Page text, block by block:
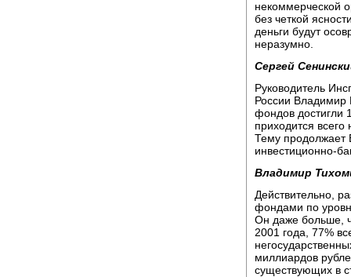
некоммерческой
без четкой
деньги будут
неразумно.
Сергей
Руководитель
России Владимир
фондов достигли
приходится
Тему продолжает
инвестиционно-
Владимир
Действительно,
фондами по
Он даже больше,
2001 года, 77%
миллиардов
существующих в